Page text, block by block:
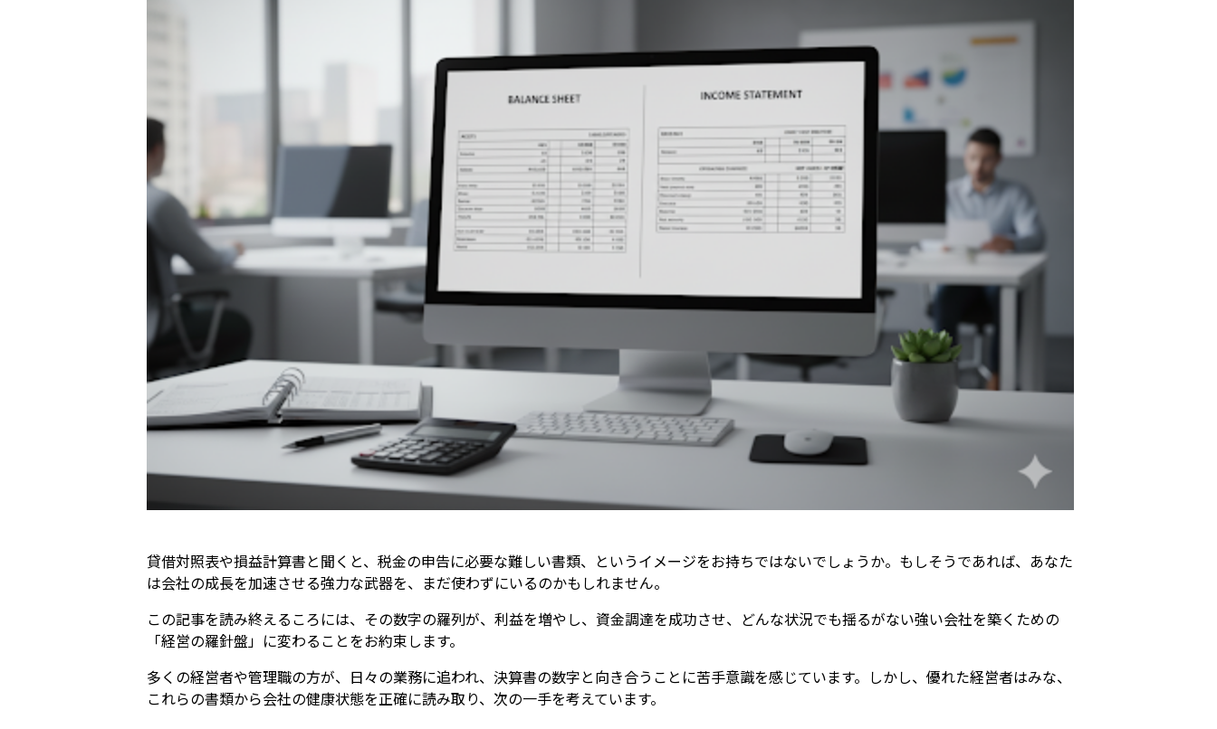
貸借対照表や損益計算書と聞くと、税金の申告に必要な難しい書類、というイメージをお持ちではないでしょうか。もしそうであれば、あなた
は会社の成長を加速させる強力な武器を、まだ使わずにいるのかもしれません。
この記事を読み終えるころには、その数字の羅列が、利益を増やし、資金調達を成功させ、どんな状況でも揺るがない強い会社を築くための
「経営の羅針盤」に変わることをお約束します。
多くの経営者や管理職の方が、日々の業務に追われ、決算書の数字と向き合うことに苦手意識を感じています。しかし、優れた経営者はみな、
これらの書類から会社の健康状態を正確に読み取り、次の一手を考えています。